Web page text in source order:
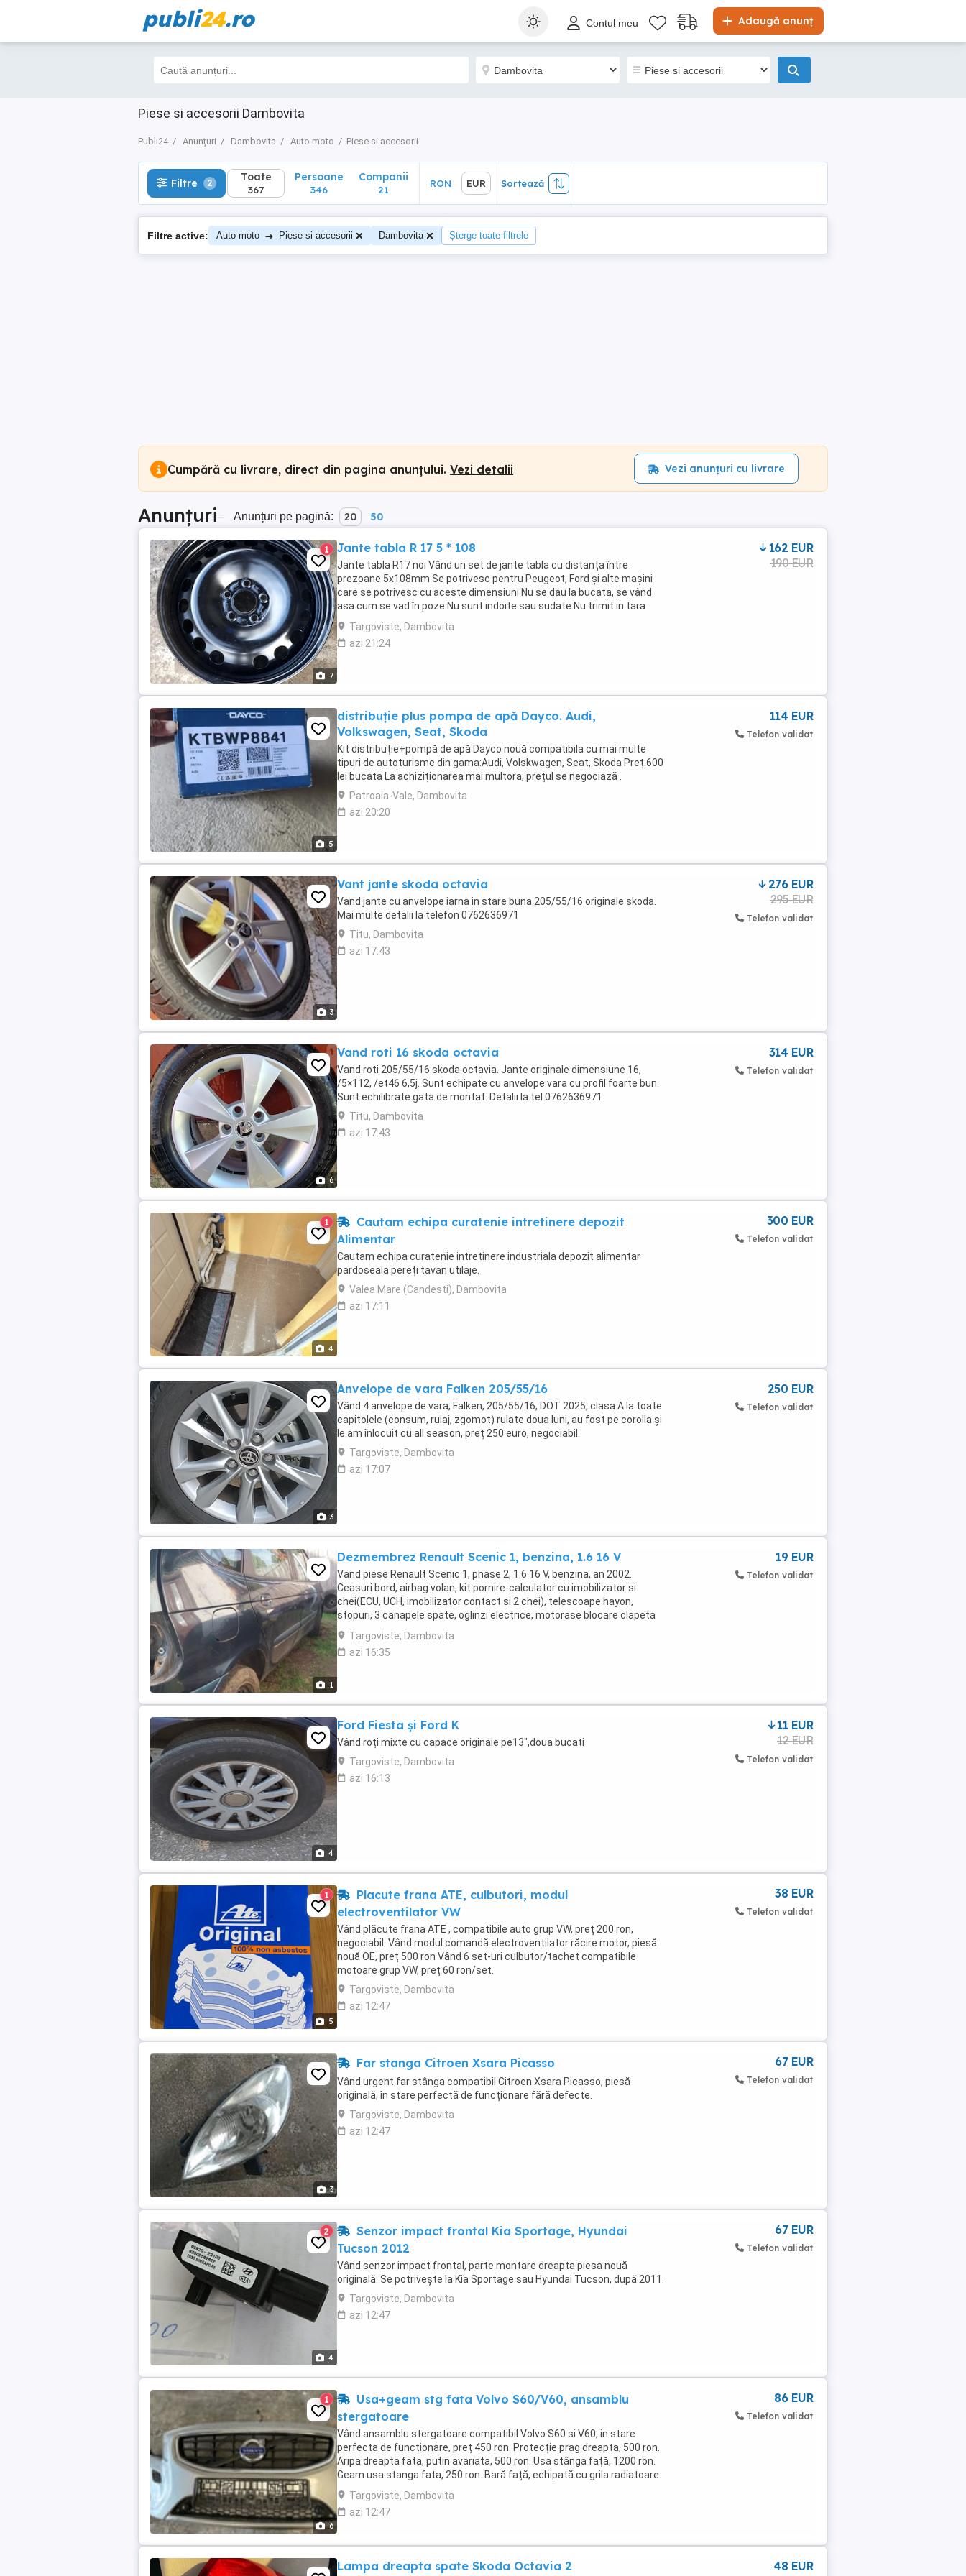
publi24.ro Adaugă anunț
Contul meu
Piese si accesorii Dambovita
Publi24 Anunțuri Dambovita Auto moto Piese si accesorii
Filtre 2 Toate
367
Sortează
Filtre 2 Toate
367
Persoane
346
Companii
21
RON EUR Sortează
Filtre active: Auto moto → Piese si accesorii Dambovita Șterge toate filtrele
Cumpără cu livrare, direct din pagina anunțului. Vezi detalii Vezi anunțuri cu livrare
Anunțuri– Anunțuri pe pagină: 20 50
7
1 Jante tabla R 17 5 * 108
Jante tabla R17 noi Vând un set de jante tabla cu distanța între
prezoane 5x108mm Se potrivesc pentru Peugeot, Ford și alte mașini
care se potrivesc cu aceste dimensiuni Nu se dau la bucata, se vând
asa cum se vad în poze Nu sunt indoite sau sudate Nu trimit in tara
Pret pe set 850 lei 076729 ...
Targoviste, Dambovita
azi 21:24
162 EUR
190 EUR
5
distribuție plus pompa de apă Dayco. Audi,
Volkswagen, Seat, Skoda
Kit distribuție+pompă de apă Dayco nouă compatibila cu mai multe
tipuri de autoturisme din gama:Audi, Volskwagen, Seat, Skoda Preț:600
lei bucata La achiziționarea mai multora, prețul se negociază .
Patroaia-Vale, Dambovita
azi 20:20
114 EUR
Telefon validat
3
Vant jante skoda octavia
Vand jante cu anvelope iarna in stare buna 205/55/16 originale skoda.
Mai multe detalii la telefon 0762636971
Titu, Dambovita
azi 17:43
276 EUR
295 EUR
Telefon validat
6
Vand roti 16 skoda octavia
Vand roti 205/55/16 skoda octavia. Jante originale dimensiune 16,
/5×112, /et46 6,5j. Sunt echipate cu anvelope vara cu profil foarte bun.
Sunt echilibrate gata de montat. Detalii la tel 0762636971
Titu, Dambovita
azi 17:43
314 EUR
Telefon validat
4
1
Cautam echipa curatenie intretinere depozit
Alimentar
Cautam echipa curatenie intretinere industriala depozit alimentar
pardoseala pereți tavan utilaje.
Valea Mare (Candesti), Dambovita
azi 17:11
300 EUR
Telefon validat
3
Anvelope de vara Falken 205/55/16
Vând 4 anvelope de vara, Falken, 205/55/16, DOT 2025, clasa A la toate
capitolele (consum, rulaj, zgomot) rulate doua luni, au fost pe corolla și
le.am înlocuit cu all season, preț 250 euro, negociabil.
Targoviste, Dambovita
azi 17:07
250 EUR
Telefon validat
1
Dezmembrez Renault Scenic 1, benzina, 1.6 16 V
Vand piese Renault Scenic 1, phase 2, 1.6 16 V, benzina, an 2002.
Ceasuri bord, airbag volan, kit pornire-calculator cu imobilizator si
chei(ECU, UCH, imobilizator contact si 2 chei), telescoape hayon,
stopuri, 3 canapele spate, oglinzi electrice, motorase blocare clapeta
rezervor si inchidere hayon, ...
Targoviste, Dambovita
azi 16:35
19 EUR
Telefon validat
4
Ford Fiesta și Ford K
Vând roți mixte cu capace originale pe13",doua bucati
Targoviste, Dambovita
azi 16:13
11 EUR
12 EUR
Telefon validat
5
1
Placute frana ATE, culbutori, modul
electroventilator VW
Vând plăcute frana ATE , compatibile auto grup VW, preț 200 ron,
negociabil. Vând modul comandă electroventilator răcire motor, piesă
nouă OE, preț 500 ron Vând 6 set-uri culbutor/tachet compatibile
motoare grup VW, preț 60 ron/set.
Targoviste, Dambovita
azi 12:47
38 EUR
Telefon validat
3
Far stanga Citroen Xsara Picasso
Vând urgent far stânga compatibil Citroen Xsara Picasso, piesă
originală, în stare perfectă de funcționare fără defecte.
Targoviste, Dambovita
azi 12:47
67 EUR
Telefon validat
4
2
Senzor impact frontal Kia Sportage, Hyundai
Tucson 2012
Vând senzor impact frontal, parte montare dreapta piesa nouă
originală. Se potrivește la Kia Sportage sau Hyundai Tucson, după 2011.
Targoviste, Dambovita
azi 12:47
67 EUR
Telefon validat
6
1
Usa+geam stg fata Volvo S60/V60, ansamblu
stergatoare
Vând ansamblu stergatoare compatibil Volvo S60 si V60, in stare
perfecta de functionare, preț 450 ron. Protecție prag dreapta, 500 ron.
Aripa dreapta fata, putin avariata, 500 ron. Usa stânga față, 1200 ron.
Geam usa stanga fata, 250 ron. Bară față, echipată cu grila radiatoare
și grila inferioară ce ...
Targoviste, Dambovita
azi 12:47
86 EUR
Telefon validat
Lampa dreapta spate Skoda Octavia 2 48 EUR